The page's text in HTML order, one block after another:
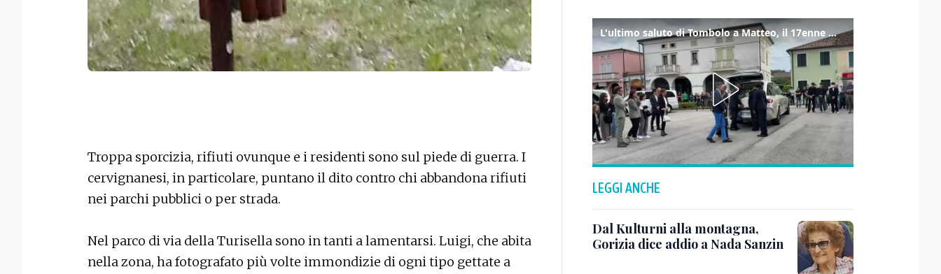
Troppa sporcizia, rifiuti ovunque e i residenti sono sul piede di guerra. I
cervignanesi, in particolare, puntano il dito contro chi abbandona rifiuti
nei parchi pubblici o per strada.
Nel parco di via della Turisella sono in tanti a lamentarsi. Luigi, che abita
nella zona, ha fotografato più volte immondizie di ogni tipo gettate a
L'ultimo saluto di Tombolo a Matteo, il 17enne morto di tumore. Il video
LEGGI ANCHE
Dal Kulturni alla montagna,
Gorizia dice addio a Nada Sanzin